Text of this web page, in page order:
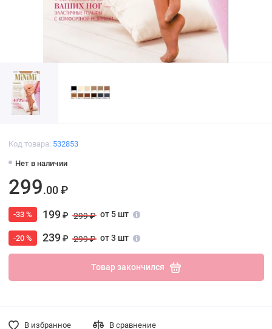
Код товара: 532853
Нет в наличии
299.00 ₽
-33 % 199₽ 299 ₽ от 5 шт
-20 % 239₽ 299 ₽ от 3 шт
Товар закончился
В избранное В сравнение